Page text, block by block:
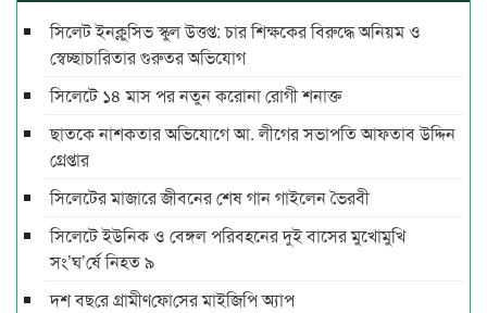
সিলেট ইনক্লুসিভ স্কুল উত্তপ্ত: চার শিক্ষকের বিরুদ্ধে অনিয়ম ও
স্বেচ্ছাচারিতার গুরুতর অভিযোগ
সিলেটে ১৪ মাস পর নতুন করোনা রোগী শনাক্ত
ছাতকে নাশকতার অভিযোগে আ. লীগের সভাপ‌তি আফতাব উদ্দিন
গ্রেপ্তার
সিলেটের মাজারে জীবনের শেষ গান গাইলেন ভৈরবী
সিলেটে ইউনিক ও বেঙ্গল পরিবহনের দুই বাসের মুখোমুখি
সং’ঘ’র্ষে নিহত ৯
দশ বছ‌রে গ্রামীণ‌ফো‌সের মাইজিপি অ্যাপ